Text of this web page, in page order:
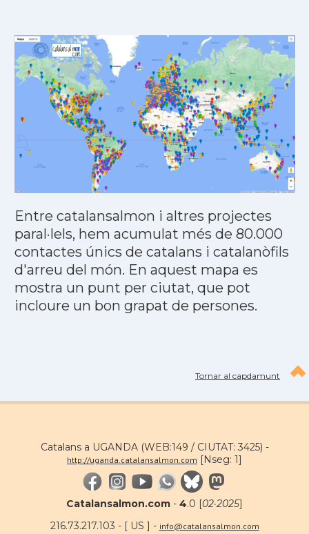
Entre catalansalmon i altres projectes
paral·lels, hem acumulat més de 80.000
contactes únics de catalans i catalanòfils
d'arreu del món. En aquest mapa es
mostra un punt per ciutat, que pot
incloure un bon grapat de persones.
Tornar al capdamunt
Catalans a UGANDA (WEB:149 / CIUTAT: 3425) -
http://uganda.catalansalmon.com [Nseg: 1]
Catalansalmon.com - 4.0 [02·2025]
216.73.217.103 - [ US ] - info@catalansalmon.com